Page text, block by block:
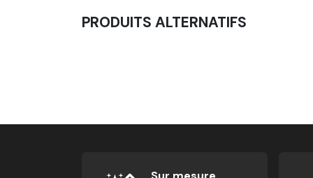
PRODUITS ALTERNATIFS